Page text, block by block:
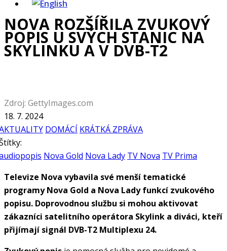
NOVA ROZŠÍŘILA ZVUKOVÝ
POPIS U SVÝCH STANIC NA
SKYLINKU A V DVB-T2
Zdroj: GettyImages.com
18. 7. 2024
DOMÁCÍ KRÁTKÁ ZPRÁVA
Nova Gold Nova Lady TV Nova TV Prima
Televize Nova vybavila své menší tematické
programy Nova Gold a Nova Lady funkcí zvukového
popisu. Doprovodnou službu si mohou aktivovat
zákazníci satelitního operátora Skylink a diváci, kteří
přijímají signál DVB-T2 Multiplexu 24.